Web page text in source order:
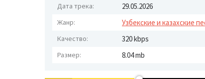
Дата трека: 29.05.2026
Жанр: Узбекские и казахские
Качество: 320 kbps
Размер: 8.04 mb